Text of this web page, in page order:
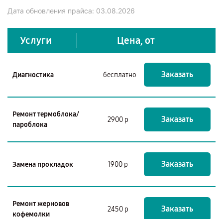
Дата обновления прайса: 03.08.2026
Услуги Цена, от
Диагностика бесплатно Заказать
Ремонт термоблока/
пароблока
2900 р Заказать
Замена прокладок 1900 р Заказать
Ремонт жерновов
кофемолки
2450 р Заказать